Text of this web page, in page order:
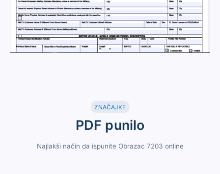
ZNAČAJKE
PDF punilo
Najlakši način da ispunite Obrazac 7203 online